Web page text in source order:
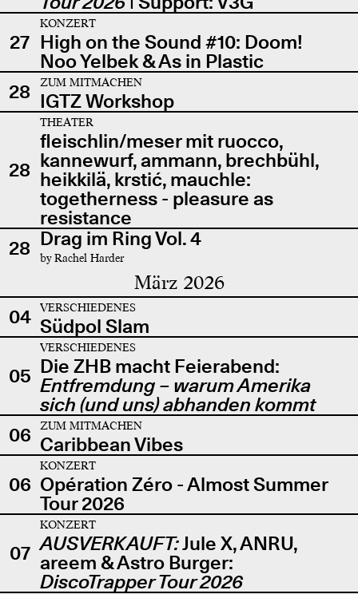
27
KONZERT
High on the Sound #10: Doom!
Noo Yelbek & As in Plastic
28
ZUM MITMACHEN
IGTZ Workshop
28
THEATER
fleischlin/meser mit ruocco,
kannewurf, ammann, brechbühl,
heikkilä, krstić, mauchle:
togetherness - pleasure as
resistance
28 Drag im Ring Vol. 4
by Rachel Harder
März 2026
04 VERSCHIEDENES
Südpol Slam
05
VERSCHIEDENES
Die ZHB macht Feierabend:
Entfremdung – warum Amerika
sich (und uns) abhanden kommt
06
ZUM MITMACHEN
Caribbean Vibes
06
KONZERT
Opération Zéro - Almost Summer
Tour 2026
07
KONZERT
AUSVERKAUFT:Jule X, ANRU,
areem & Astro Burger:
DiscoTrapper Tour 2026